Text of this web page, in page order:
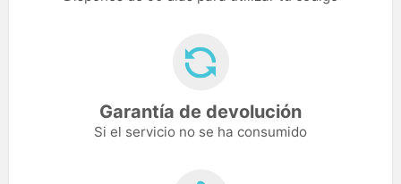
Garantía de devolución
Si el servicio no se ha consumido